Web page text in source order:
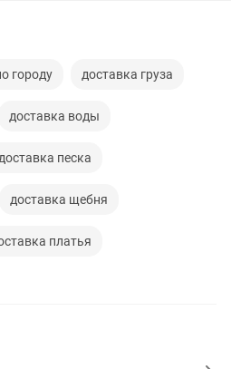
городу доставка груза
доставка воды
доставка песка
доставка щебня
платья